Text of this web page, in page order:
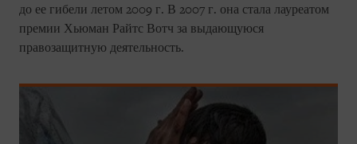
до ее гибели летом 2009 г. В 2007 г. она стала лауреатом
премии Хьюман Райтс Вотч за выдающуюся
правозащитную деятельность.